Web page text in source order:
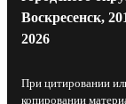
Воскресенск,
2026
При цитировании
копировании